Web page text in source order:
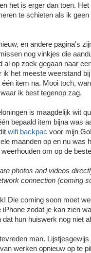
het is erger dan toen.
te schieten als ik
en andere pagina's
nog vinkjes die
al op zoek gegaan naar
ik het meeste weerstand
item na. Mooi toch,
ik best tegenop zag.
is maagdelijk wit
bepaald item bijna was
wifi backpac voor mijn
maanden op en nu was
om op de
photos and videos
connection (coming
Die coming soon moet
iPhone zodat je kan zien
hun huiswerk nog niet
man.
werken opnieuw op te